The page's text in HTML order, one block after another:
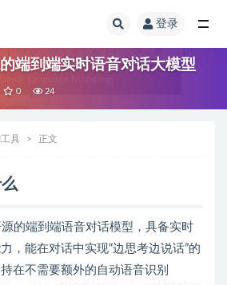
登录
端到端实时语音对话大模型
0 24
具 正文
的端到端语音对话模型，具备实时
，能在对话中实现“边思考边说话”的
在不需要额外的自动语音识别